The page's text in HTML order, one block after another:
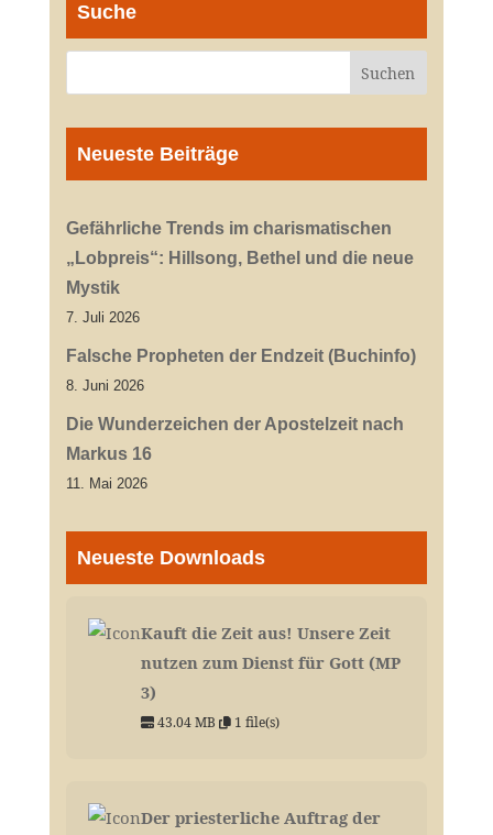
Suche
Neueste Beiträge
Gefährliche Trends im charismatischen
„Lobpreis“: Hillsong, Bethel und die neue
Mystik
7. Juli 2026
Falsche Propheten der Endzeit (Buchinfo)
8. Juni 2026
Die Wunderzeichen der Apostelzeit nach
Markus 16
11. Mai 2026
Neueste Downloads
Kauft die Zeit aus! Unsere Zeit
nutzen zum Dienst für Gott (MP
3)
43.04 MB 1 file(s)
Der priesterliche Auftrag der